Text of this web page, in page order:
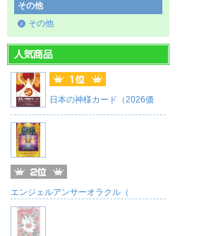
その他
その他
日本の神様カード（2026価
エンジェルアンサーオラクル（